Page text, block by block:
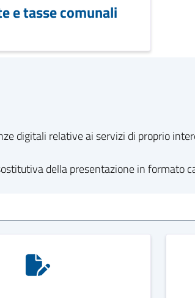
e tasse comunali
digitali relative ai servizi di proprio
della presentazione in formato